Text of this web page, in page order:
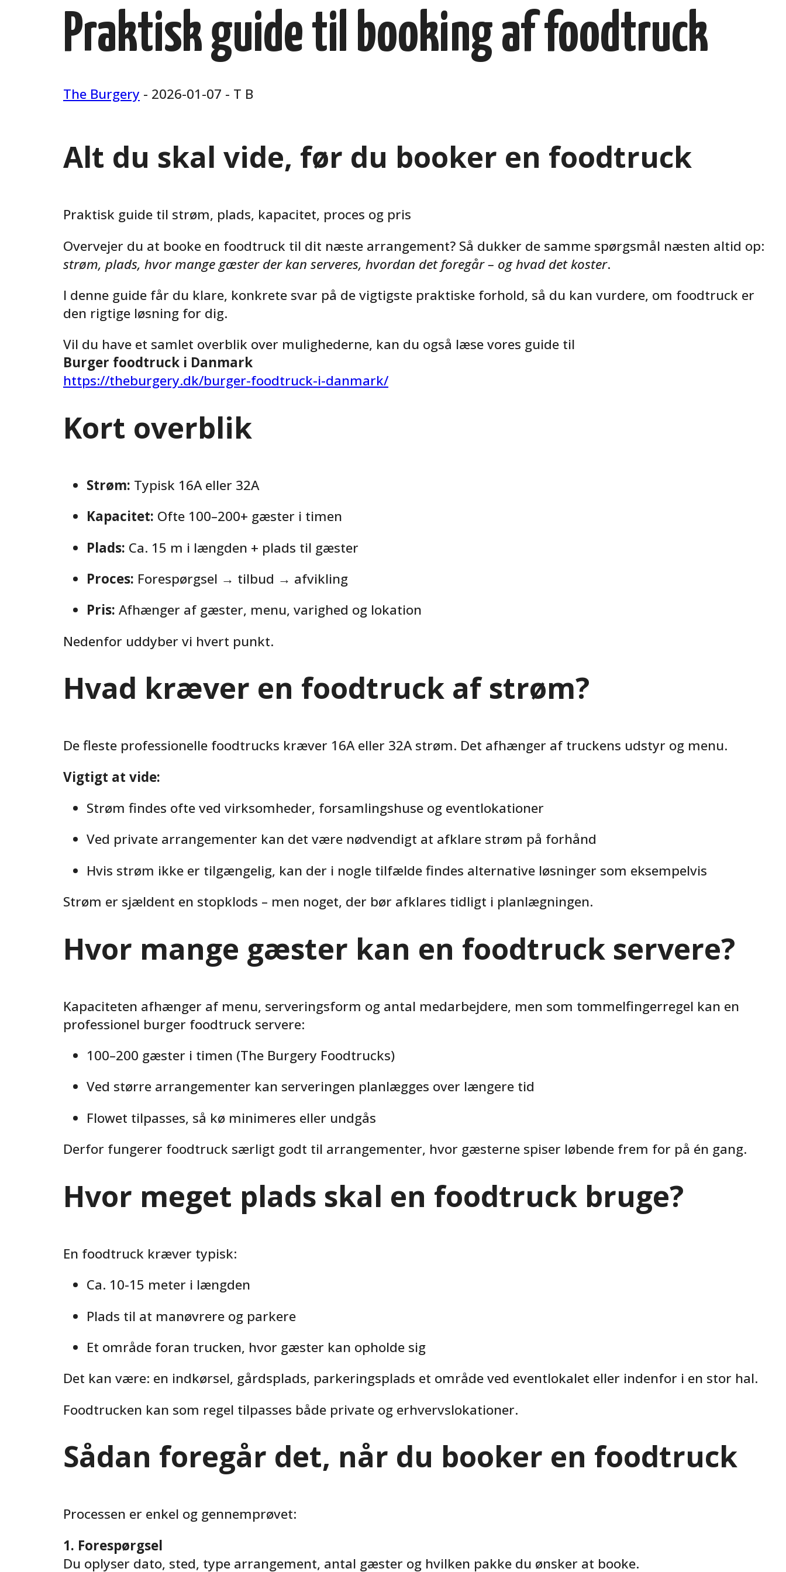
Praktisk guide til booking af foodtruck
The Burgery - 2026-01-07 - T B
Alt du skal vide, før du booker en foodtruck
Praktisk guide til strøm, plads, kapacitet, proces og pris
Overvejer du at booke en foodtruck til dit næste arrangement? Så dukker de samme spørgsmål næsten altid op:
strøm, plads, hvor mange gæster der kan serveres, hvordan det foregår – og hvad det koster.
I denne guide får du klare, konkrete svar på de vigtigste praktiske forhold, så du kan vurdere, om foodtruck er
den rigtige løsning for dig.
Vil du have et samlet overblik over mulighederne, kan du også læse vores guide til
Burger foodtruck i Danmark
https://theburgery.dk/burger-foodtruck-i-danmark/
Kort overblik
Strøm: Typisk 16A eller 32A
Kapacitet: Ofte 100–200+ gæster i timen
Plads: Ca. 15 m i længden + plads til gæster
Proces: Forespørgsel → tilbud → afvikling
Pris: Afhænger af gæster, menu, varighed og lokation
Nedenfor uddyber vi hvert punkt.
Hvad kræver en foodtruck af strøm?
De fleste professionelle foodtrucks kræver 16A eller 32A strøm. Det afhænger af truckens udstyr og menu.
Vigtigt at vide:
Strøm findes ofte ved virksomheder, forsamlingshuse og eventlokationer
Ved private arrangementer kan det være nødvendigt at afklare strøm på forhånd
Hvis strøm ikke er tilgængelig, kan der i nogle tilfælde findes alternative løsninger som eksempelvis
Strøm er sjældent en stopklods – men noget, der bør afklares tidligt i planlægningen.
Hvor mange gæster kan en foodtruck servere?
Kapaciteten afhænger af menu, serveringsform og antal medarbejdere, men som tommelfingerregel kan en
professionel burger foodtruck servere:
100–200 gæster i timen (The Burgery Foodtrucks)
Ved større arrangementer kan serveringen planlægges over længere tid
Flowet tilpasses, så kø minimeres eller undgås
Derfor fungerer foodtruck særligt godt til arrangementer, hvor gæsterne spiser løbende frem for på én gang.
Hvor meget plads skal en foodtruck bruge?
En foodtruck kræver typisk:
Ca. 10-15 meter i længden
Plads til at manøvrere og parkere
Et område foran trucken, hvor gæster kan opholde sig
Det kan være: en indkørsel, gårdsplads, parkeringsplads et område ved eventlokalet eller indenfor i en stor hal.
Foodtrucken kan som regel tilpasses både private og erhvervslokationer.
Sådan foregår det, når du booker en foodtruck
Processen er enkel og gennemprøvet:
1. Forespørgsel
Du oplyser dato, sted, type arrangement, antal gæster og hvilken pakke du ønsker at booke.